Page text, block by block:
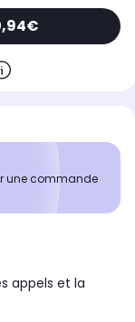
une commande
appels et la